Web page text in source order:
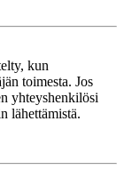
kun
toimesta. Jos
yhteyshenkilösi
lähettämistä.